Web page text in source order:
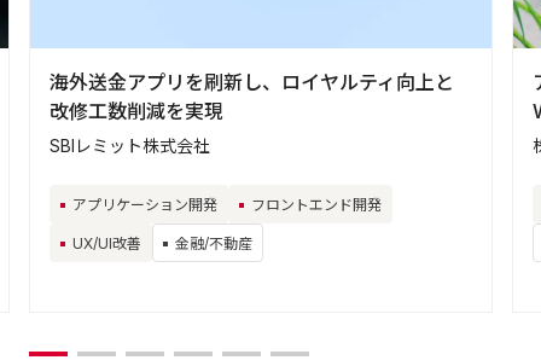
海外送金アプリを刷新し、ロイヤルティ向上と
改修工数削減を実現
SBIレミット株式会社
アプリケーション開発 フロントエンド開発
UX/UI改善 金融/不動産